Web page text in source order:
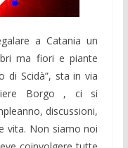
a Catania un
ma fiori e piante
di Scidà”, sta in via
Borgo , ci si
discussioni,
vita. Non siamo noi